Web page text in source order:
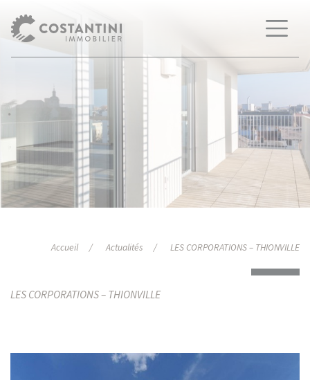
Accueil Actualités LES CORPORATIONS – THIONVILLE
LES CORPORATIONS – THIONVILLE